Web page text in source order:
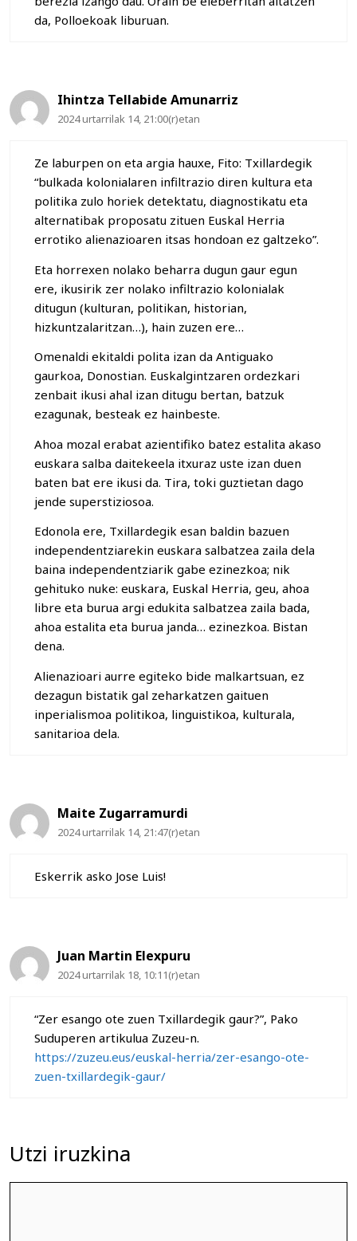
da, Polloekoak liburuan.
Ihintza Tellabide Amunarriz
2024 urtarrilak 14, 21:00(r)etan
Ze laburpen on eta argia hauxe, Fito: Txillardegik
“bulkada kolonialaren infiltrazio diren kultura eta
politika zulo horiek detektatu, diagnostikatu eta
alternatibak proposatu zituen Euskal Herria
errotiko alienazioaren itsas hondoan ez galtzeko”.
Eta horrexen nolako beharra dugun gaur egun
ere, ikusirik zer nolako infiltrazio kolonialak
ditugun (kulturan, politikan, historian,
hizkuntzalaritzan…), hain zuzen ere…
Omenaldi ekitaldi polita izan da Antiguako
gaurkoa, Donostian. Euskalgintzaren ordezkari
zenbait ikusi ahal izan ditugu bertan, batzuk
ezagunak, besteak ez hainbeste.
Ahoa mozal erabat azientifiko batez estalita akaso
euskara salba daitekeela itxuraz uste izan duen
baten bat ere ikusi da. Tira, toki guztietan dago
jende superstiziosoa.
Edonola ere, Txillardegik esan baldin bazuen
independentziarekin euskara salbatzea zaila dela
baina independentziarik gabe ezinezkoa; nik
gehituko nuke: euskara, Euskal Herria, geu, ahoa
libre eta burua argi edukita salbatzea zaila bada,
ahoa estalita eta burua janda… ezinezkoa. Bistan
dena.
Alienazioari aurre egiteko bide malkartsuan, ez
dezagun bistatik gal zeharkatzen gaituen
inperialismoa politikoa, linguistikoa, kulturala,
sanitarioa dela.
Maite Zugarramurdi
2024 urtarrilak 14, 21:47(r)etan
Eskerrik asko Jose Luis!
Juan Martin Elexpuru
2024 urtarrilak 18, 10:11(r)etan
“Zer esango ote zuen Txillardegik gaur?”, Pako
Suduperen artikulua Zuzeu-n.
https://zuzeu.eus/euskal-herria/zer-esango-ote-
zuen-txillardegik-gaur/
Utzi iruzkina